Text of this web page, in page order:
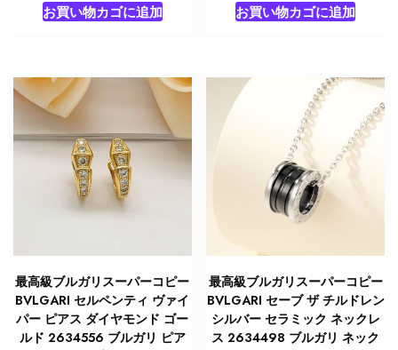
お買い物カゴに追加 お買い物カゴに追加
最高級ブルガリスーパーコピー
BVLGARI セルペンティ ヴァイ
パー ピアス ダイヤモンド ゴー
ルド 2634556 ブルガリ ピア
最高級ブルガリスーパーコピー
BVLGARI セーブ ザ チルドレン
シルバー セラミック ネックレ
ス 2634498 ブルガリ ネック